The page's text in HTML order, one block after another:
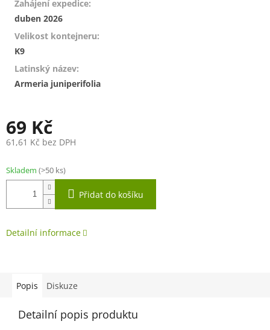
Zahájení expedice:
duben 2026
Velikost kontejneru:
K9
Latinský název:
Armeria juniperifolia
69 Kč
61,61 Kč bez DPH
cena:
Skladem (>50 ks)
Přidat do košíku
Detailní informace
Popis Diskuze
Detailní popis produktu